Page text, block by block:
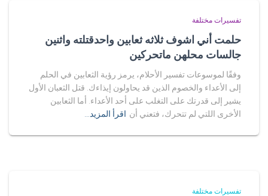
تفسيرات مختلفة
حلمت أني اشوف ثلاثه ثعابين واحدقتلته واثنين
جالسات محلهن ماتحركين
وفقًا لموسوعات تفسير الأحلام، يرمز رؤية الثعابين في الحلم
إلى الأعداء والخصوم الذين قد يحاولون إيذاءك. قتل الثعبان الأول
يشير إلى قدرتك على التغلب على أحد الأعداء. أما الثعابين
الأخرى اللتي لم تتحرك، فتعني أن اقرأ المزيد…
تفسيرات مختلفة